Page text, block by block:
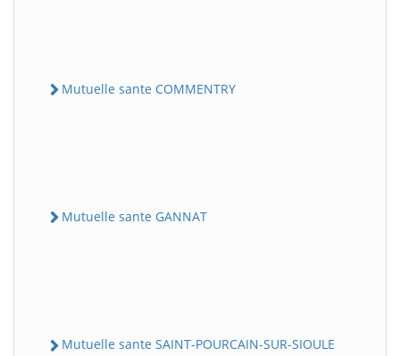
Mutuelle sante COMMENTRY
Mutuelle sante GANNAT
Mutuelle sante SAINT-POURCAIN-SUR-SIOULE